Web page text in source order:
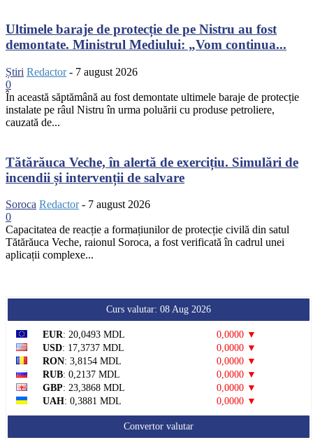
Ultimele baraje de protecție de pe Nistru au fost
demontate. Ministrul Mediului: „Vom continua...
Știri Redactor - 7 august 2026
0
În această săptămână au fost demontate ultimele baraje de protecție
instalate pe râul Nistru în urma poluării cu produse petroliere,
cauzată de...
Tătărăuca Veche, în alertă de exercițiu. Simulări de
incendii și intervenții de salvare
Soroca Redactor - 7 august 2026
0
Capacitatea de reacție a formațiunilor de protecție civilă din satul
Tătărăuca Veche, raionul Soroca, a fost verificată în cadrul unei
aplicații complexe...
Curs valutar: 08 Aug 2026
EUR: 20,0493 MDL
0,0000 ▼
USD: 17,3737 MDL
0,0000 ▼
RON: 3,8154 MDL
0,0000 ▼
RUB: 0,2137 MDL
0,0000 ▼
GBP: 23,3868 MDL
0,0000 ▼
UAH: 0,3881 MDL 0,0000 ▼
Convertor valutar